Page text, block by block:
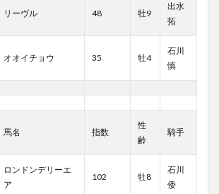
リーヴル 48 牡9
出水
拓
オオイチョウ 35 牡4
石川
慎
馬名 指数
性
齢
騎手
ロンドンデリーエ
ア
102 牡8
石川
倭